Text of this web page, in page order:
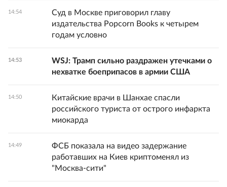
14:54
Суд в Москве приговорил главу
издательства Popcorn Books к четырем
годам условно
14:53
WSJ: Трамп сильно раздражен утечками о
нехватке боеприпасов в армии США
14:50
Китайские врачи в Шанхае спасли
российского туриста от острого инфаркта
миокарда
14:49
ФСБ показала на видео задержание
работавших на Киев криптоменял из
"Москва-сити"